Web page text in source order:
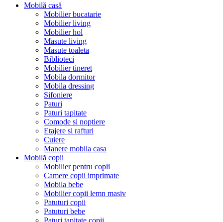
Mobilă casă
Mobilier bucatarie
Mobilier living
Mobilier hol
Masute living
Masute toaleta
Biblioteci
Mobilier tineret
Mobila dormitor
Mobila dressing
Sifoniere
Paturi
Paturi tapitate
Comode si noptiere
Etajere si rafturi
Cuiere
Manere mobila casa
Mobilă copii
Mobilier pentru copii
Camere copii imprimate
Mobila bebe
Mobilier copii lemn masiv
Patuturi copii
Patuturi bebe
Paturi tapitate copii